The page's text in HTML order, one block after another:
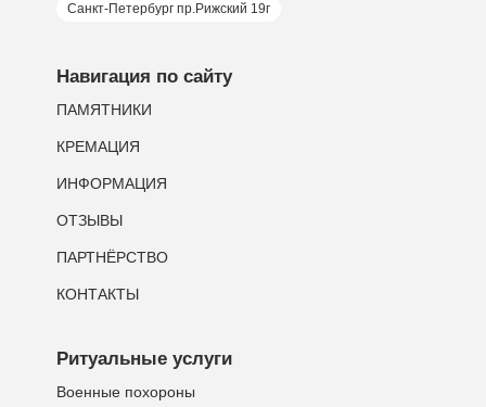
Санкт-Петербург пр.Рижский 19г
Навигация по сайту
ПАМЯТНИКИ
КРЕМАЦИЯ
ИНФОРМАЦИЯ
ОТЗЫВЫ
ПАРТНЁРСТВО
КОНТАКТЫ
Ритуальные услуги
Военные похороны